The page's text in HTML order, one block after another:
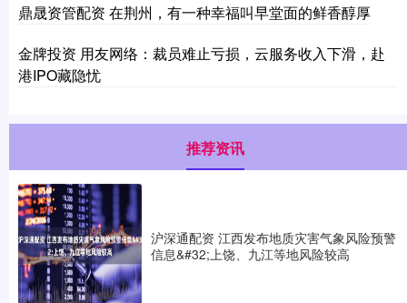
鼎晟资管配资 在荆州，有一种幸福叫早堂面的鲜香醇厚
金牌投资 用友网络：裁员难止亏损，云服务收入下滑，赴
港IPO藏隐忧
推荐资讯
沪深通配资 江西发布地质灾害气象风险预警
信息&#32;上饶、九江等地风险较高